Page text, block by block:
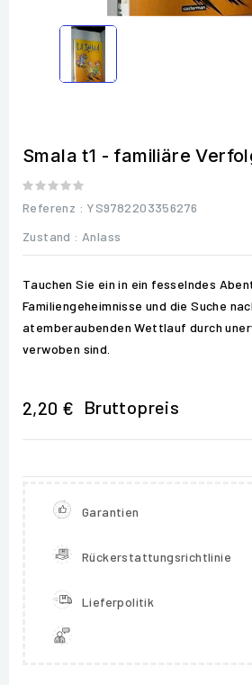
Smala t1 - familiäre
Referenz : YS9782203356276
Zustand : Anlass
Tauchen Sie ein in ein fesselndes
Familiengeheimnisse und die Suche
atemberaubenden Wettlauf durch
verwoben sind.
2,20 € Bruttopreis
Garantien
Rückerstattungsrichtlinie
Lieferpolitik